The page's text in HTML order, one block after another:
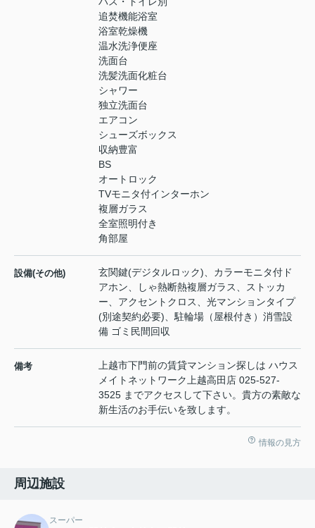
追焚機能浴室
浴室乾燥機
温水洗浄便座
洗面台
洗髪洗面化粧台
シャワー
独立洗面台
エアコン
シューズボックス
収納豊富
BS
オートロック
TVモニタ付インターホン
複層ガラス
全室照明付き
角部屋
設備(その他)
玄関鍵(デジタルロック)、カラーモニタ付ド
アホン、しゃ熱断熱複層ガラス、ストッカ
ー、アクセントクロス、光マンションタイプ
(別途契約必要)、駐輪場（屋根付き）消雪設
備 ゴミ民間回収
備考
上越市下門前の賃貸マンション探しは ハウス
メイトネットワーク上越高田店 025-527-
3525 までアクセスして下さい。貴方の素敵な
新生活のお手伝いを致します。
情報の見方
周辺施設
スーパー